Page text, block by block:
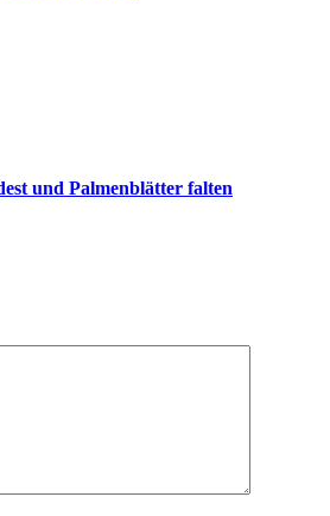
und Palmenblätter falten